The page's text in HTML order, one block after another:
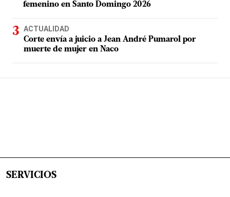
femenino en Santo Domingo 2026
ACTUALIDAD
Corte envía a juicio a Jean André Pumarol por
muerte de mujer en Naco
SERVICIOS